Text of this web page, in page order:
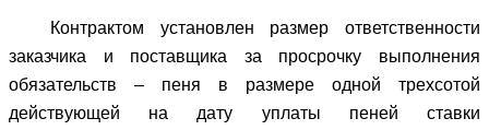
Контрактом установлен размер ответственности
заказчика и поставщика за просрочку выполнения
обязательств – пеня в размере одной трехсотой
действующей на дату уплаты пеней ставки